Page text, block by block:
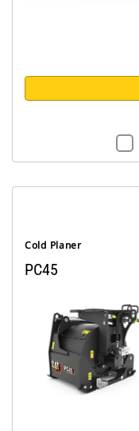
Cold Planer
PC45